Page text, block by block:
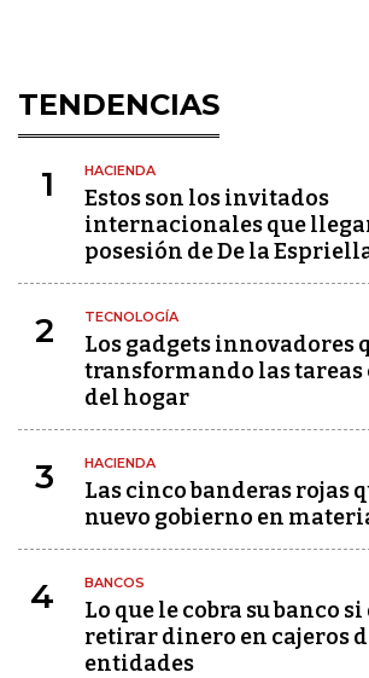
TENDENCIAS
1 HACIENDA
Estos son los invitados
internacionales que
posesión de De la
2 TECNOLOGÍA
Los gadgets innovadores
transformando las
del hogar
3 HACIENDA
Las cinco banderas rojas
nuevo gobierno en
4 BANCOS
Lo que le cobra su banco
retirar dinero en cajeros
entidades